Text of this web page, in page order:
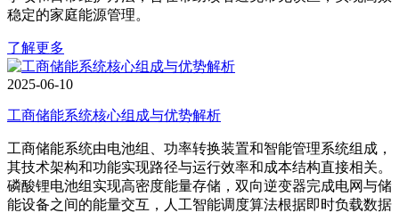
稳定的家庭能源管理。
了解更多
2025-06-10
工商储能系统核心组成与优势解析
工商储能系统由电池组、功率转换装置和智能管理系统组成，
其技术架构和功能实现路径与运行效率和成本结构直接相关。
磷酸锂电池组实现高密度能量存储，双向逆变器完成电网与储
能设备之间的能量交互，人工智能调度算法根据即时负载数据